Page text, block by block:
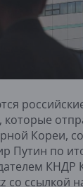
которые
Кореи,
Путин по
ссылкой